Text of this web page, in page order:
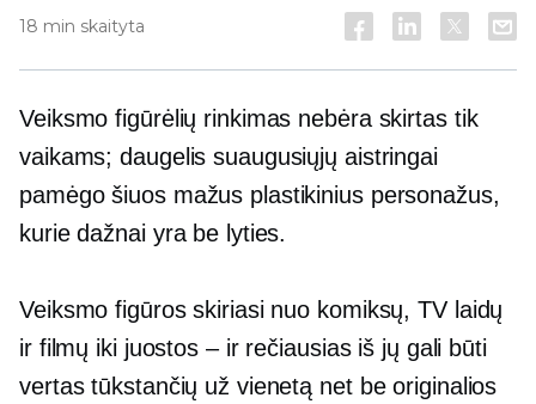
18 min skaityta
Veiksmo figūrėlių rinkimas nebėra skirtas tik
vaikams; daugelis suaugusiųjų aistringai
pamėgo šiuos mažus plastikinius personažus,
kurie dažnai yra be lyties.
Veiksmo figūros skiriasi nuo komiksų, TV laidų
ir filmų iki juostos – irrečiausias iš jų gali būti
vertas tūkstančių už vienetą net be originalios